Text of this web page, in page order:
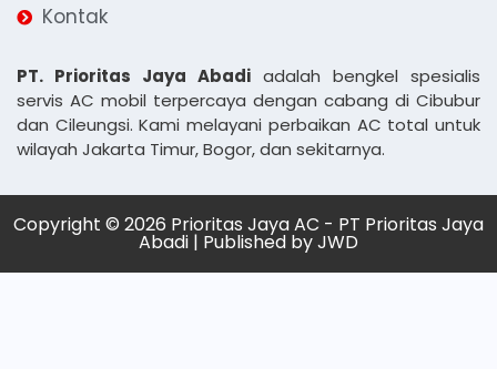
Kontak
PT. Prioritas Jaya Abadi adalah bengkel spesialis
servis AC mobil terpercaya dengan cabang di Cibubur
dan Cileungsi. Kami melayani perbaikan AC total untuk
wilayah Jakarta Timur, Bogor, dan sekitarnya.
Copyright © 2026 Prioritas Jaya AC - PT Prioritas Jaya
Abadi | Published byJWD